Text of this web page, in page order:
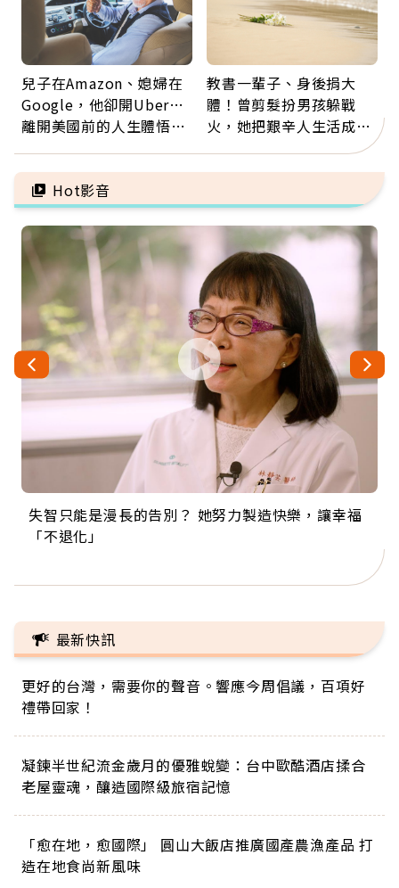
兒子在Amazon、媳婦在
Google，他卻開Uber…
離開美國前的人生體悟：
教書一輩子、身後捐大
體！曾剪髮扮男孩躲戰
火，她把艱辛人生活成風
景：生命價值在於成為祝
福
Hot影音
失智只能是漫長的告別？ 她努力製造快樂，讓幸福
「不退化」
來自剛果的巧克力神父 為台灣奉獻36年 「台灣是我
的家，我連作夢都講台語！」
63歲卸矽谷副總、搬回台灣找快樂！「蛋黃哥小
丑」走進安養院，逗樂上萬爺奶：退休後才開始真
104歲打破金氏世界紀錄 成為全球最年長羽球選
手，分享長壽的秘密原來是「這個」
事業巔峰他選擇追夢…黑手阿伯拉小提琴還登上小
巨蛋！連CNN都大讚！
最新快訊
更好的台灣，需要你的聲音。響應今周倡議，百項好
禮帶回家！
凝鍊半世紀流金歲月的優雅蛻變：台中歐酷酒店揉合
老屋靈魂，釀造國際級旅宿記憶
「愈在地，愈國際」 圓山大飯店推廣國產農漁產品 打
造在地食尚新風味